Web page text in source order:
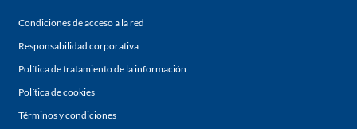
Condiciones de acceso a la red
Responsabilidad corporativa
Política de tratamiento de la información
Política de cookies
Términos y condiciones